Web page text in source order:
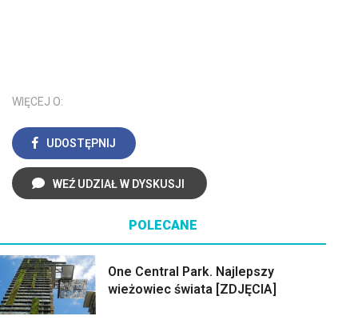
WIĘCEJ O:
UDOSTĘPNIJ
WEŹ UDZIAŁ W DYSKUSJI
POLECANE
One Central Park. Najlepszy
wieżowiec świata [ZDJĘCIA]